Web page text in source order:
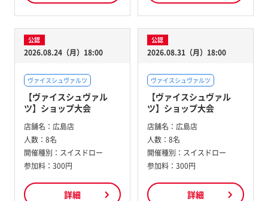
公認
2026.08.24（月）18:00
ヴァイスシュヴァルツ
【ヴァイスシュヴァル
ツ】ショップ大会
店舗名： 広島店
人数： 8名
開催種別： スイスドロー
参加料： 300円
詳細
公認
2026.08.31（月）18:00
ヴァイスシュヴァルツ
【ヴァイスシュヴァル
ツ】ショップ大会
店舗名： 広島店
人数： 8名
開催種別： スイスドロー
参加料： 300円
詳細